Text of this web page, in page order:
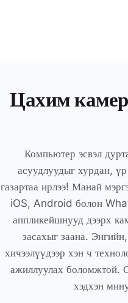
Цахим
Компьютер эсвэл
асуудлуудыг хурдан,
газартаа ирлээ! Манай
iOS, Android болон
аппликейшнууд дээрх
засахыг заана.
хичээлүүдээр хэн ч
ажиллуулах боломжтой.
хэдхэн